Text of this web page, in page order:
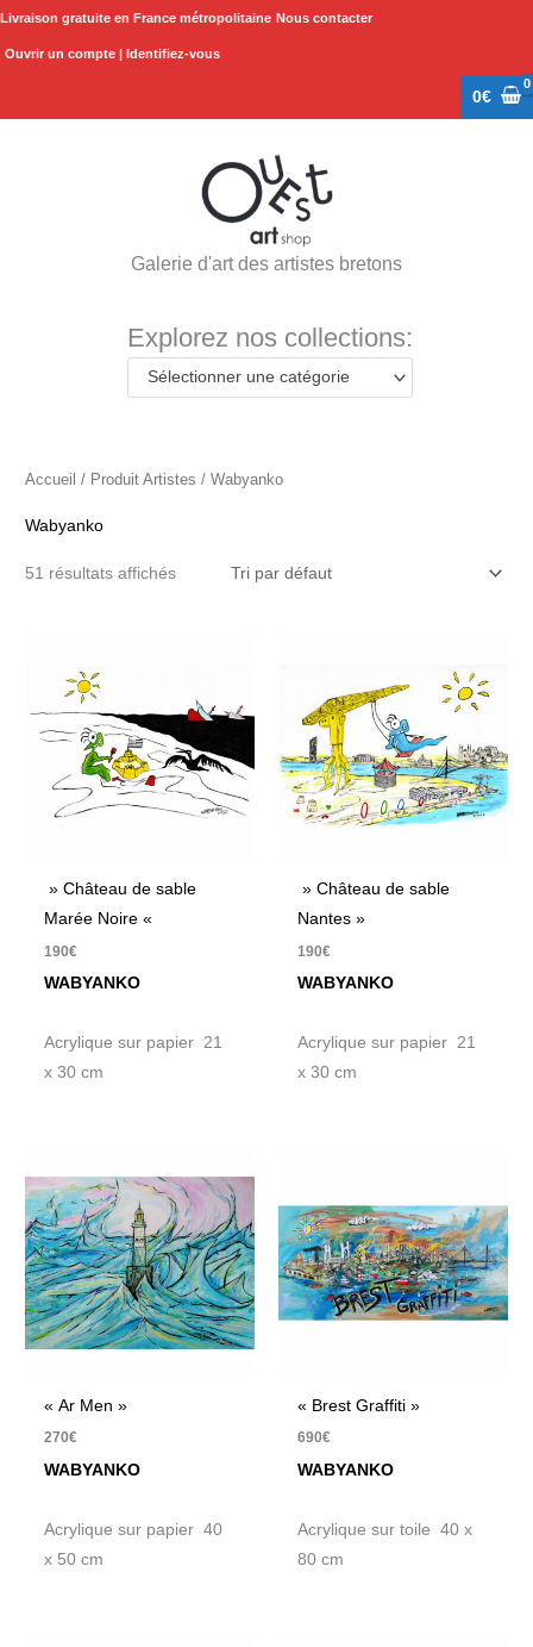
Aller
Livraison gratuite en France métropolitaine Nous contacter
Ouvrir un compte | Identifiez-vous
0€
Galerie d'art des artistes bretons
Explorez nos collections:
Sélectionner une catégorie
Accueil / Produit Artistes / Wabyanko
Wabyanko
51 résultats affichés
» Château de sable
Marée Noire «
190€
WABYANKO
Acrylique sur papier 21
x 30 cm
» Château de sable
Nantes »
190€
WABYANKO
Acrylique sur papier 21
x 30 cm
« Ar Men »
270€
WABYANKO
Acrylique sur papier 40
x 50 cm
« Brest Graffiti »
690€
WABYANKO
Acrylique sur toile 40 x
80 cm